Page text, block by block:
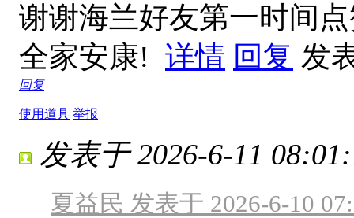
谢谢海兰好友第一时间
全家安康! 详情 回复 发
回复
使用道具 举报
发表于 2026-6-11
夏益民 发表于 2026-6-10